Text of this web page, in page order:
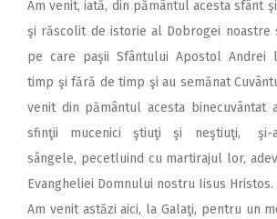
Am venit, iată, din pământul acesta sfânt
şi răscolit de istorie al Dobrogei noastre
pe care paşii Sfântului Apostol Andrei
timp şi fără de timp şi au semănat
venit din pământul acesta binecuvântat
sfinţii mucenici ştiuţi şi neştiuţi, şi-
sângele, pecetluind cu martirajul lor,
Evangheliei Domnului nostru Iisus Hristos.
Am venit astăzi aici, la Galaţi, pentru un